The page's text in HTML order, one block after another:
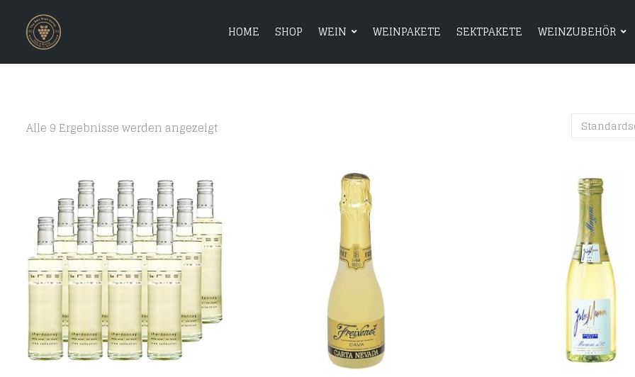
HOME SHOP WEIN WEINPAKETE SEKTPAKETE WEINZUBEHÖR
HOME SHOP WEIN WEINPAKETE
Alle 9 Ergebnisse werden angezeigt